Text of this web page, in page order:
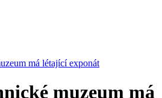
má létající exponát
muzeum má